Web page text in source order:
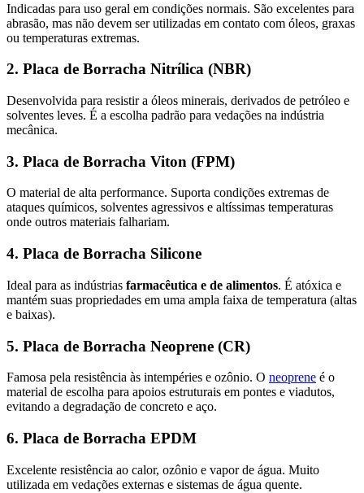
Indicadas para uso geral em condições normais. São excelentes para
abrasão, mas não devem ser utilizadas em contato com óleos, graxas
ou temperaturas extremas.
2. Placa de Borracha Nitrílica (NBR)
Desenvolvida para resistir a óleos minerais, derivados de petróleo e
solventes leves. É a escolha padrão para vedações na indústria
mecânica.
3. Placa de Borracha Viton (FPM)
O material de alta performance. Suporta condições extremas de
ataques químicos, solventes agressivos e altíssimas temperaturas
onde outros materiais falhariam.
4. Placa de Borracha Silicone
Ideal para as indústrias farmacêutica e de alimentos. É atóxica e
mantém suas propriedades em uma ampla faixa de temperatura (altas
e baixas).
5. Placa de Borracha Neoprene (CR)
Famosa pela resistência às intempéries e ozônio. O neoprene é o
material de escolha para apoios estruturais em pontes e viadutos,
evitando a degradação de concreto e aço.
6. Placa de Borracha EPDM
Excelente resistência ao calor, ozônio e vapor de água. Muito
utilizada em vedações externas e sistemas de água quente.